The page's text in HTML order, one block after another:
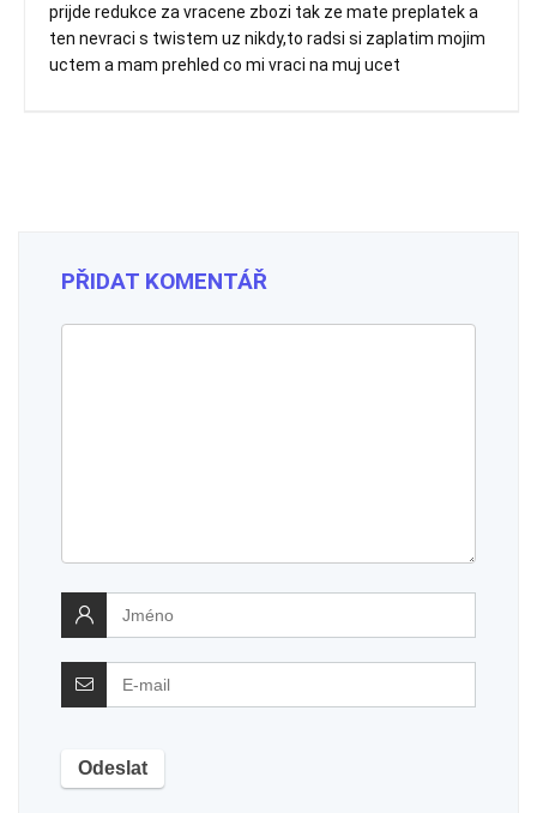
prijde redukce za vracene zbozi tak ze mate preplatek a
ten nevraci s twistem uz nikdy,to radsi si zaplatim mojim
uctem a mam prehled co mi vraci na muj ucet
PŘIDAT KOMENTÁŘ